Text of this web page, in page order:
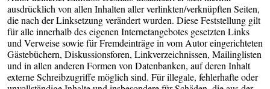
ausdrücklich von allen Inhalten aller verlinkten/verknüpften Seiten,
die nach der Linksetzung verändert wurden. Diese Feststellung gilt
für alle innerhalb des eigenen Internetangebotes gesetzten Links
und Verweise sowie für Fremdeinträge in vom Autor eingerichteten
Gästebüchern, Diskussionsforen, Linkverzeichnissen, Mailinglisten
und in allen anderen Formen von Datenbanken, auf deren Inhalt
externe Schreibzugriffe möglich sind. Für illegale, fehlerhafte oder